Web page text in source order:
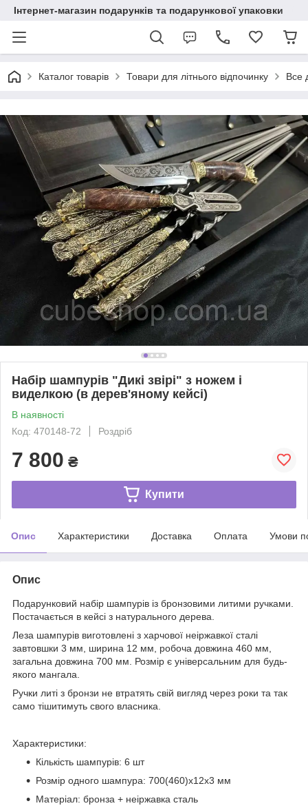
Інтернет-магазин подарунків та подарункової упаковки
Каталог товарів Товари для літнього відпочинку Все
Набір шампурів "Дикі звірі" з ножем і
виделкою (в дерев'яному кейсі)
В наявності
Код: 470148-72
Роздріб
7 800 ₴
Купити
Опис Характеристики Доставка Оплата Умови
Опис
Подарунковий набір шампурів із бронзовими литими ручками.
Постачається в кейсі з натурального дерева.
Леза шампурів виготовлені з харчової неіржавкої сталі
завтовшки 3 мм, ширина 12 мм, робоча довжина 460 мм,
загальна довжина 700 мм. Розмір є універсальним для будь-
якого мангала.
Ручки литі з бронзи не втратять свій вигляд через роки та так
само тішитимуть свого власника.
Характеристики:
Кількість шампурів: 6 шт
Розмір одного шампура: 700(460)х12х3 мм
Матеріал: бронза + неіржавка сталь